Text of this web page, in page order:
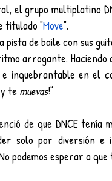
el grupo multiplatino
titulado "Move".
pista de baile con sus
arrogante.
inquebrantable en el
te muevas!"
de que DNCE tenía
solo por diversión e
podemos esperar a